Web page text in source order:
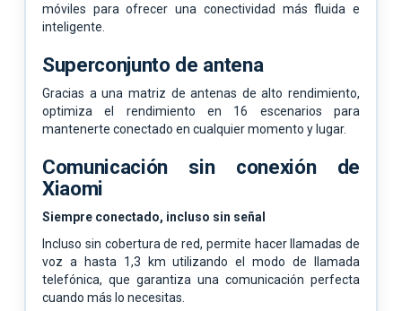
móviles para ofrecer una conectividad más fluida e
inteligente.
Superconjunto de antena
Gracias a una matriz de antenas de alto rendimiento,
optimiza el rendimiento en 16 escenarios para
mantenerte conectado en cualquier momento y lugar.
Comunicación sin conexión de
Xiaomi
Siempre conectado, incluso sin señal
Incluso sin cobertura de red, permite hacer llamadas de
voz a hasta 1,3 km utilizando el modo de llamada
telefónica, que garantiza una comunicación perfecta
cuando más lo necesitas.